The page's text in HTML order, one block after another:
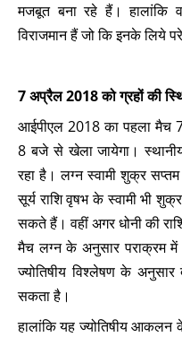
मजबूत बना रहे हैं। हालांकि
विराजमान हैं जो कि इनके लिये
7 अप्रैल 2018 को ग्रहों की
आईपीएल 2018 का पहला मैच
8 बजे से खेला जायेगा।
रहा है। लग्न स्वामी शुक्र
सूर्य राशि वृषभ के स्वामी भी
सकते हैं। वहीं अगर धोनी की
मैच लग्न के अनुसार पराक्रम
ज्योतिषीय विश्लेषण के
सकता है।
हालांकि यह ज्योतिषीय आकलन